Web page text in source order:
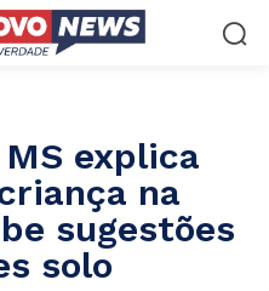
explica
na
sugestões
solo